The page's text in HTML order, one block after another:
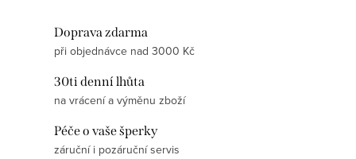
Doprava zdarma
při objednávce nad 3000 Kč
30ti denní lhůta
na vrácení a výměnu zboží
Péče o vaše šperky
záruční i pozáruční servis